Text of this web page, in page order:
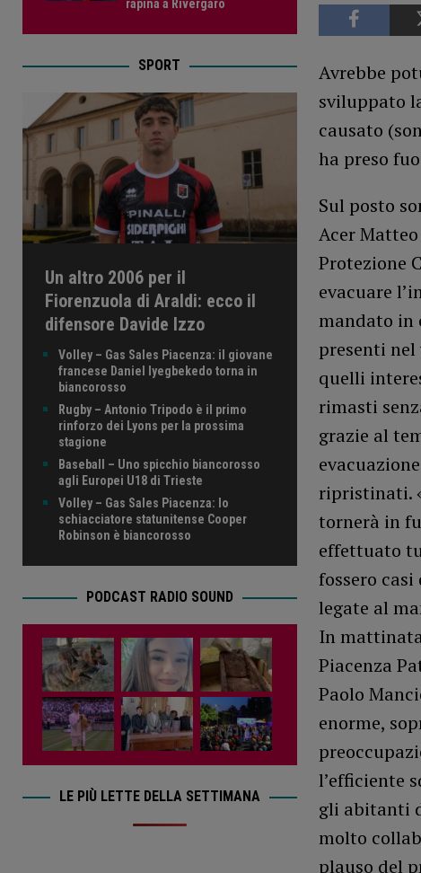
Avrebbe
sviluppato
causato
ha preso
Sul posto
Acer
Protezione
evacuare
mandato in
presenti
quelli
rimasti
grazie al
ripristinati.
tornerà in
effettuato
fossero
legate al
In
Piacenza
Paolo
enorme,
l’efficiente
gli abitanti
molto
plauso del
rapina a Rivergaro
SPORT
Un altro 2006 per il
Fiorenzuola di Araldi: ecco il
difensore Davide Izzo
Volley – Gas Sales Piacenza: il giovane
francese Daniel Iyegbekedo torna in
biancorosso
Rugby – Antonio Tripodo è il primo
rinforzo dei Lyons per la prossima
stagione
Baseball – Uno spicchio biancorosso
agli Europei U18 di Trieste
Volley – Gas Sales Piacenza: lo
schiacciatore statunitense Cooper
Robinson è biancorosso
PODCAST RADIO SOUND
LE PIÙ LETTE DELLA SETTIMANA